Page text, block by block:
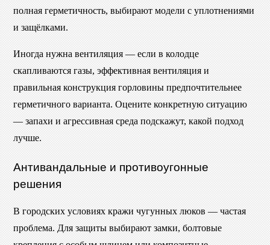
полная герметичность, выбирают модели с уплотнениями
и защёлками.
Иногда нужна вентиляция — если в колодце
скапливаются газы, эффективная вентиляция и
правильная конструкция горловины предпочтительнее
герметичного варианта. Оцените конкретную ситуацию
— запахи и агрессивная среда подскажут, какой подход
лучше.
Антивандальные и противоугонные
решения
В городских условиях кражи чугунных люков — частая
проблема. Для защиты выбирают замки, болтовые